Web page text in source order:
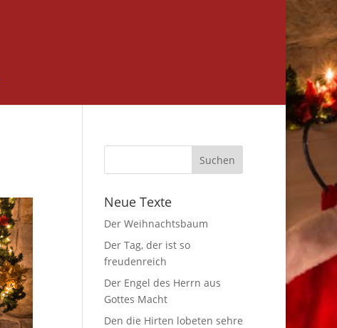
Neue Texte
Der Weihnachtsbaum
Der Tag, der ist so
freudenreich
Der Engel des Herrn aus
Gottes Macht
Den die Hirten lobeten sehre